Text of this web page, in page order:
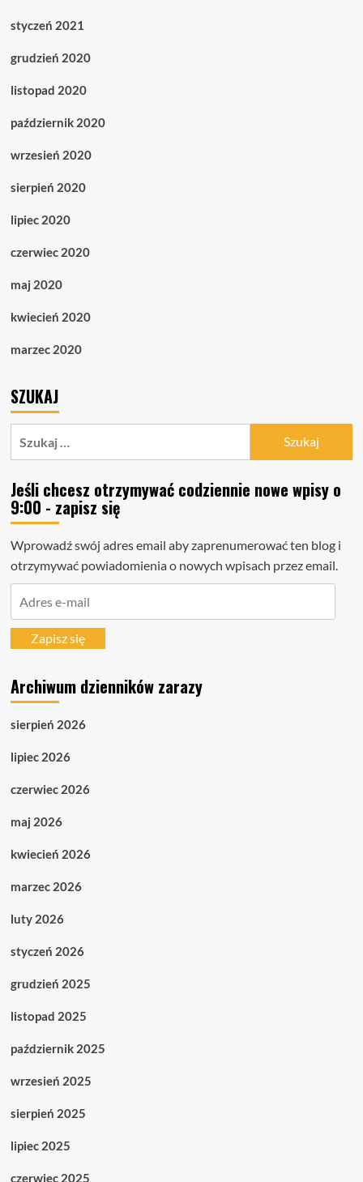
styczeń 2021
grudzień 2020
listopad 2020
październik 2020
wrzesień 2020
sierpień 2020
lipiec 2020
czerwiec 2020
maj 2020
kwiecień 2020
marzec 2020
SZUKAJ
Jeśli chcesz otrzymywać codziennie nowe wpisy o
9:00 - zapisz się
Wprowadź swój adres email aby zaprenumerować ten blog i
otrzymywać powiadomienia o nowych wpisach przez email.
mailZapisz się
Archiwum dzienników zarazy
sierpień 2026
lipiec 2026
czerwiec 2026
maj 2026
kwiecień 2026
marzec 2026
luty 2026
styczeń 2026
grudzień 2025
listopad 2025
październik 2025
wrzesień 2025
sierpień 2025
lipiec 2025
czerwiec 2025